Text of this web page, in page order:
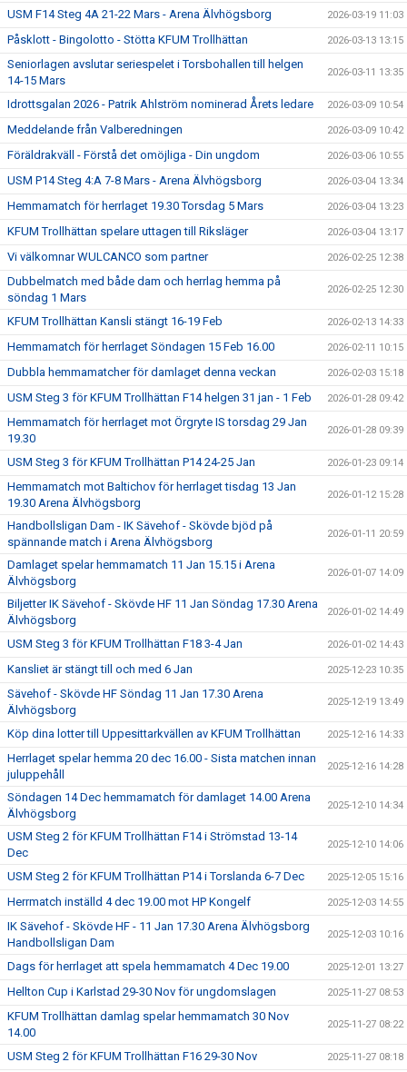
USM F14 Steg 4A 21-22 Mars - Arena Älvhögsborg 2026-03-19 11:03
Påsklott - Bingolotto - Stötta KFUM Trollhättan 2026-03-13 13:15
Seniorlagen avslutar seriespelet i Torsbohallen till helgen
14-15 Mars
2026-03-11 13:35
Idrottsgalan 2026 - Patrik Ahlström nominerad Årets ledare 2026-03-09 10:54
Meddelande från Valberedningen 2026-03-09 10:42
Föräldrakväll - Förstå det omöjliga - Din ungdom 2026-03-06 10:55
USM P14 Steg 4:A 7-8 Mars - Arena Älvhögsborg 2026-03-04 13:34
Hemmamatch för herrlaget 19.30 Torsdag 5 Mars 2026-03-04 13:23
KFUM Trollhättan spelare uttagen till Riksläger 2026-03-04 13:17
Vi välkomnar WULCANCO som partner 2026-02-25 12:38
Dubbelmatch med både dam och herrlag hemma på
söndag 1 Mars
2026-02-25 12:30
KFUM Trollhättan Kansli stängt 16-19 Feb 2026-02-13 14:33
Hemmamatch för herrlaget Söndagen 15 Feb 16.00 2026-02-11 10:15
Dubbla hemmamatcher för damlaget denna veckan 2026-02-03 15:18
USM Steg 3 för KFUM Trollhättan F14 helgen 31 jan - 1 Feb 2026-01-28 09:42
Hemmamatch för herrlaget mot Örgryte IS torsdag 29 Jan
19.30
2026-01-28 09:39
USM Steg 3 för KFUM Trollhättan P14 24-25 Jan 2026-01-23 09:14
Hemmamatch mot Baltichov för herrlaget tisdag 13 Jan
19.30 Arena Älvhögsborg
2026-01-12 15:28
Handbollsligan Dam - IK Sävehof - Skövde bjöd på
spännande match i Arena Älvhögsborg
2026-01-11 20:59
Damlaget spelar hemmamatch 11 Jan 15.15 i Arena
Älvhögsborg
2026-01-07 14:09
Biljetter IK Sävehof - Skövde HF 11 Jan Söndag 17.30 Arena
Älvhögsborg
2026-01-02 14:49
USM Steg 3 för KFUM Trollhättan F18 3-4 Jan 2026-01-02 14:43
Kansliet är stängt till och med 6 Jan 2025-12-23 10:35
Sävehof - Skövde HF Söndag 11 Jan 17.30 Arena
Älvhögsborg
2025-12-19 13:49
Köp dina lotter till Uppesittarkvällen av KFUM Trollhättan 2025-12-16 14:33
Herrlaget spelar hemma 20 dec 16.00 - Sista matchen innan
juluppehåll
2025-12-16 14:28
Söndagen 14 Dec hemmamatch för damlaget 14.00 Arena
Älvhögsborg
2025-12-10 14:34
USM Steg 2 för KFUM Trollhättan F14 i Strömstad 13-14
Dec
2025-12-10 14:06
USM Steg 2 för KFUM Trollhättan P14 i Torslanda 6-7 Dec 2025-12-05 15:16
Herrmatch inställd 4 dec 19.00 mot HP Kongelf 2025-12-03 14:55
IK Sävehof - Skövde HF - 11 Jan 17.30 Arena Älvhögsborg
Handbollsligan Dam
2025-12-03 10:16
Dags för herrlaget att spela hemmamatch 4 Dec 19.00 2025-12-01 13:27
Hellton Cup i Karlstad 29-30 Nov för ungdomslagen 2025-11-27 08:53
KFUM Trollhättan damlag spelar hemmamatch 30 Nov
14.00
2025-11-27 08:22
USM Steg 2 för KFUM Trollhättan F16 29-30 Nov 2025-11-27 08:18